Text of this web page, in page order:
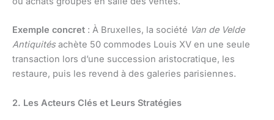
Exemple concret : À Bruxelles, la société Van de Velde
Antiquitésachète 50 commodes Louis XV en une seule
transaction lors d’une succession aristocratique, les
restaure, puis les revend à des galeries parisiennes.
2. Les Acteurs Clés et Leurs Stratégies